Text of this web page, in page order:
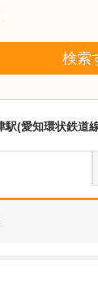
検索
駅(愛知環状鉄道